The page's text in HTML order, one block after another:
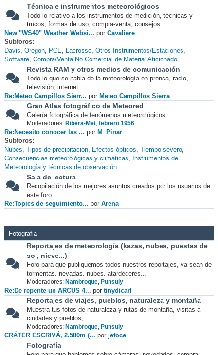
Técnica e instrumentos meteorológicos
Todo lo relativo a los instrumentos de medición, técnicas y
trucos, formas de uso, compra-venta, consejos...
New "WS40" Weather Websi... por Cavaliere
Subforos
Davis Oregon PCE Lacrosse Otros Instrumentos/Estaciones
Software Compra/Venta No Comercial de Material Aficionado
Revista RAM y otros medios de comunicación
Todo lo que se habla de la meteorología en prensa, radio,
televisión, internet...
Re:Meteo Campillos Sierr... por Meteo Campillos Sierra
Gran Atlas fotográfico de Meteored
Galería fotográfica de fenómenos meteorológicos.
Moderadores: Ribera-Met, febrero 1956
Re:Necesito conocer las ... por M_Pinar
Subforos
Nubes Tipos de precipitación Efectos ópticos Tiempo severo
Consecuencias meteorológicas y climáticas
Instrumentos de
Meteorología y técnicas de observación
Sala de lectura
Recopilación de los mejores asuntos creados por los usuarios de
este foro.
Re:Topics de seguimiento... por Arena
Fotografia
Reportajes de meteorología (kazas, nubes, puestas de
sol, nieve...)
Foro para que publiquemos todos nuestros reportajes, ya sean de
tormentas, nevadas, nubes, atardeceres...
Moderadores: Nambroque, Punsuly
Re:De repente un ARCUS 4... por tinydicarl
Reportajes de viajes, pueblos, naturaleza y montaña
Muestra tus fotos de naturaleza y rutas de montaña, visitas a
ciudades y pueblos,...
Moderadores: Nambroque, Punsuly
CRÁTER ESCRIVÁ, 2.580m (... por jefoce
Fotografía